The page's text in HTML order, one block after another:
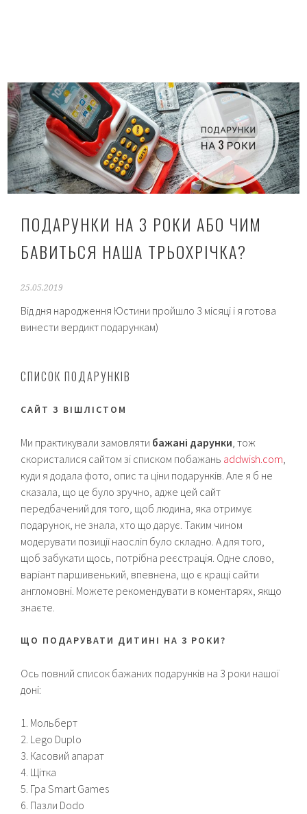
ПОДАРУНКИ НА 3 РОКИ АБО ЧИМ
БАВИТЬСЯ НАША ТРЬОХРІЧКА?
25.05.2019
Від дня народження Юстини пройшло 3 місяці і я готова
винести вердикт подарункам)
СПИСОК ПОДАРУНКІВ
САЙТ З ВІШЛІСТОМ
Ми практикували замовляти бажані дарунки, тож
скористалися сайтом зі списком побажань addwish.com,
куди я додала фото, опис та ціни подарунків. Але я б не
сказала, що це було зручно, адже цей сайт
передбачений для того, щоб людина, яка отримує
подарунок, не знала, хто що дарує. Таким чином
модерувати позиції наосліп було складно. А для того,
щоб забукати щось, потрібна реєстрація. Одне слово,
варіант паршивенький, впевнена, що є кращі сайти
англомовні. Можете рекомендувати в коментарях, якщо
знаєте.
ЩО ПОДАРУВАТИ ДИТИНІ НА 3 РОКИ?
Ось повний список бажаних подарунків на 3 роки нашої
доні:
1. Мольберт
2. Lego Duplo
3. Касовий апарат
4. Щітка
5. Гра Smart Games
6. Пазли Dodo